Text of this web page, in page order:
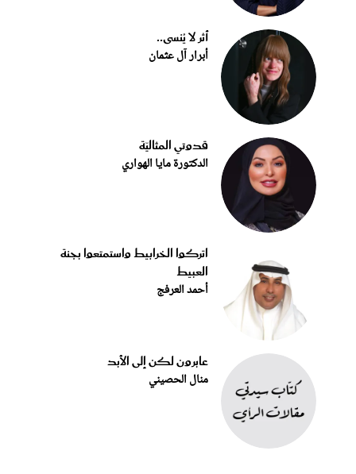
أثر لا يُنسى..
أبرار آل عثمان
قدوتي المثاليّة
الدكتورة مايا الهواري
اتركوا الخرابيط واستمتعوا بجنة
العبيط
أحمد العرفج
عابرون لكن إلى الأبد
منال الحصيني